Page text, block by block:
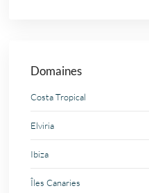
Domaines
Costa Tropical
Elviria
Ibiza
Îles Canaries